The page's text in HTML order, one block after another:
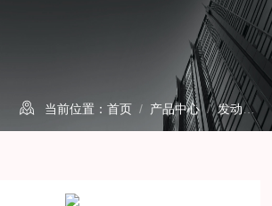
当前位置：首页 / 产品中心/发动机排放分析仪